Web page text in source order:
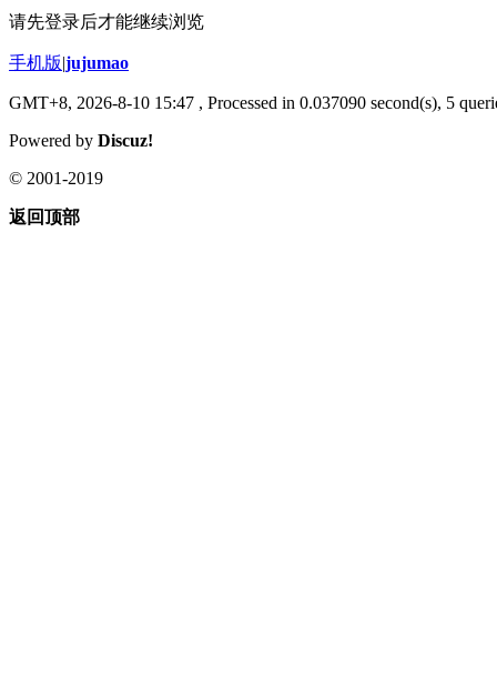
请先登录后才能继续浏览
手机版|jujumao
GMT+8, 2026-8-10 15:47 , Processed in 0.037090 second(s), 5
Powered by Discuz!
© 2001-2019
返回顶部